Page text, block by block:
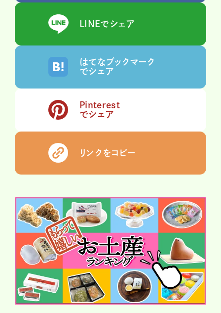
LINEでシェア
はてなブックマーク
でシェア
Pinterest
でシェア
リンクをコピー